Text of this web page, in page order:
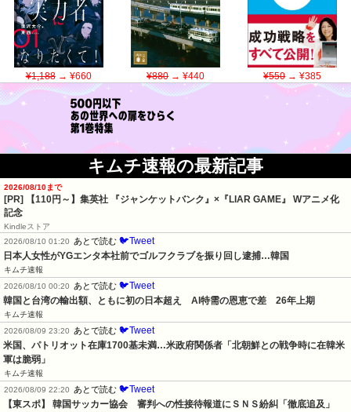
¥1,188→ ¥660 ¥880→ ¥440 ¥550→ ¥385
キムチ速報の最新記事
2026/08/10まで
[PR]
【110円～】集英社 『ジャンケットバンク』×『LIAR GAME』 Wアニメ化
記念
Kindleストア
2026/08/10 01:20 あとで読む 🐦Tweet
日本人女性がYGエンタ本社前でゴルフクラブを振り回し逮捕…韓国
キムチ速報
2026/08/10 00:20 あとで読む 🐦Tweet
韓国と台湾の輸出額、ともに初の日本超え　AI特需の恩恵で差　26年上期
キムチ速報
2026/08/09 23:20 あとで読む 🐦Tweet
米国、パトリオット在庫1700基未満…米政府関係者「北朝鮮との戦争時に在韓米
軍は脆弱」
キムチ速報
2026/08/09 22:20 あとで読む 🐦Tweet
【東スポ】 韓国サッカー協会　審判への性接待報道にＳＮＳ紛糾「徹底追及」